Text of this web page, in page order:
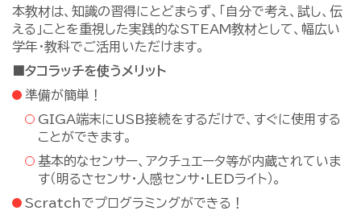
本教材は、知識の習得にとどまらず、「自分で考え、試し、伝
える」ことを重視した実践的なSTEAM教材として、幅広い
学年・教科でご活用いただけます。
■タコラッチを使うメリット
準備が簡単！
GIGA端末にUSB接続をするだけで、すぐに使用する
ことができます。
基本的なセンサー、アクチュエータ等が内蔵されていま
す（明るさセンサ・人感センサ・LEDライト）。
Scratchでプログラミングができる！